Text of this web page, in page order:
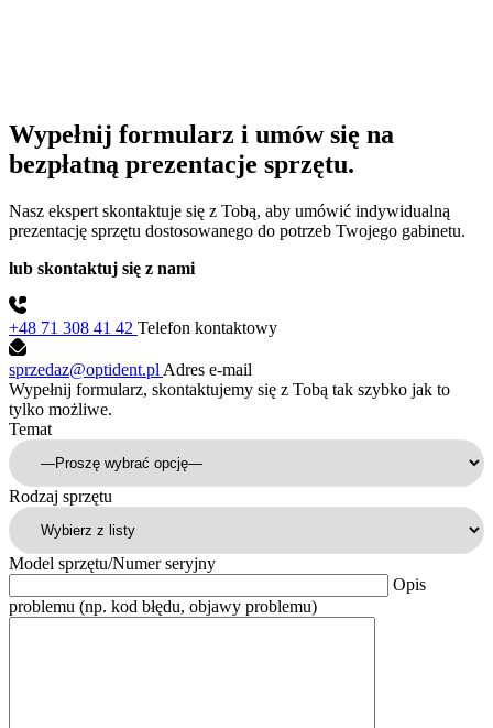
Wypełnij formularz i umów się na
bezpłatną prezentacje sprzętu.
Nasz ekspert skontaktuje się z Tobą, aby umówić indywidualną
prezentację sprzętu dostosowanego do potrzeb Twojego gabinetu.
lub skontaktuj się z nami
+48 71 308 41 42 Telefon kontaktowy
sprzedaz@optident.pl Adres e-mail
Wypełnij formularz, skontaktujemy się z Tobą tak szybko jak to
tylko możliwe.
Temat
Rodzaj sprzętu
Model sprzętu/Numer seryjny
Opis
problemu (np. kod błędu, objawy problemu)